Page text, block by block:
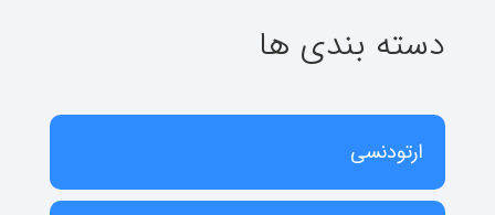
دسته بندی ها
ارتودنسی